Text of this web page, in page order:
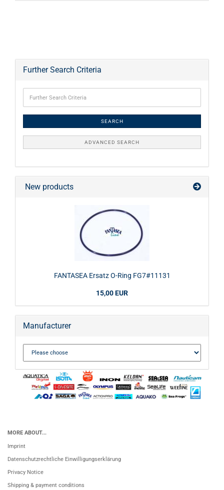
Further Search Criteria
SEARCH
ADVANCED SEARCH
New products
FANTASEA Ersatz O-Ring FG7#11131
15,00 EUR
Manufacturer
MORE ABOUT...
Imprint
Datenschutzrechtliche Einwilligungserklärung
Privacy Notice
Shipping & payment conditions